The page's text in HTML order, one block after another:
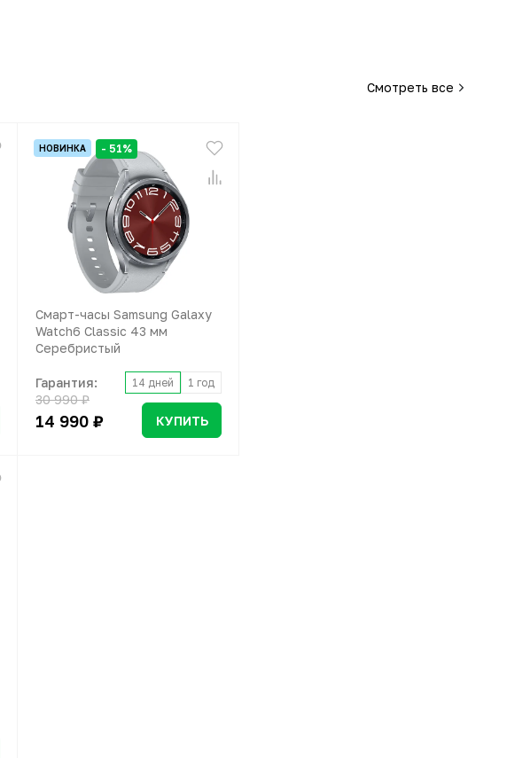
Смотреть все
НОВИНКА - 51%
Смарт-часы Samsung Galaxy
Watch6 Classic 43 мм
Серебристый
Гарантия: 14 дней 1 год
30 990 ₽
14 990 ₽ КУПИТЬ